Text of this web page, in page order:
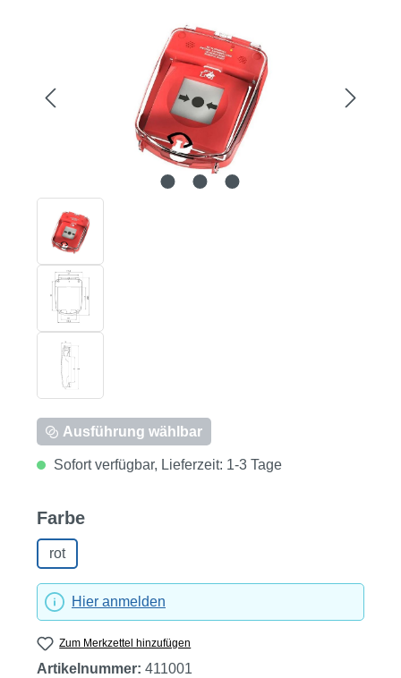
Ausführung wählbar
Sofort verfügbar, Lieferzeit: 1-3 Tage
Farbeauswählen
rot
Hier anmelden
Zum Merkzettel hinzufügen
Artikelnummer: 411001